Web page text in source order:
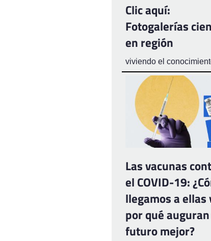
Clic aquí:
Fotogalerías
en región
viviendo el
Las vacunas
el COVID-19:
llegamos a ellas
por qué
futuro mejor?